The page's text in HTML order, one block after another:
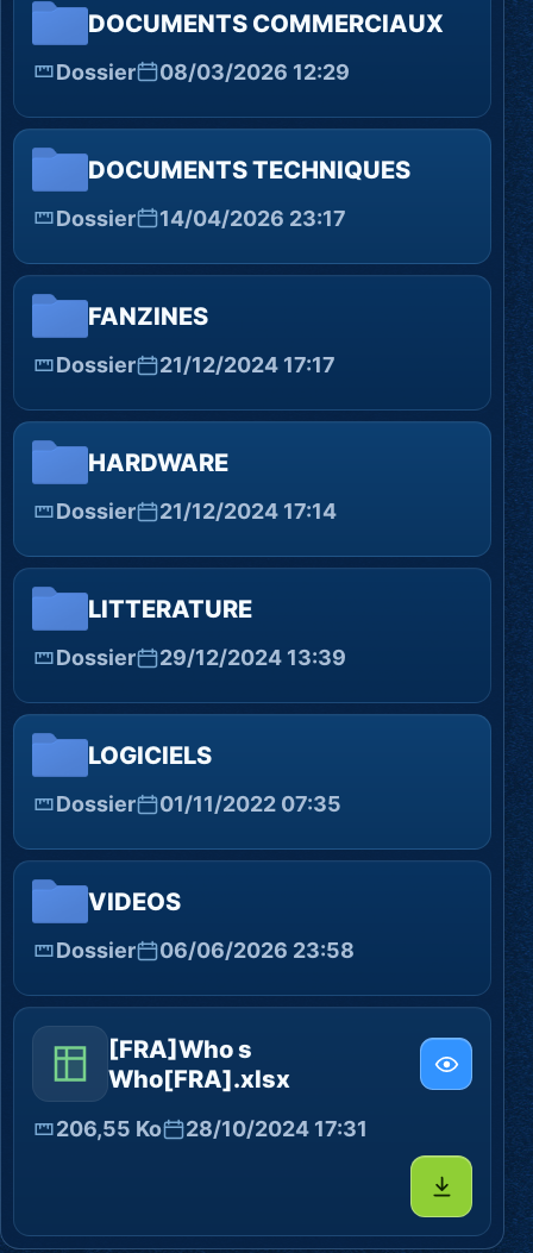
DOCUMENTS COMMERCIAUX
Dossier 08/03/2026 12:29
DOCUMENTS TECHNIQUES
Dossier 14/04/2026 23:17
FANZINES
Dossier 21/12/2024 17:17
HARDWARE
Dossier 21/12/2024 17:14
LITTERATURE
Dossier 29/12/2024 13:39
LOGICIELS
Dossier 01/11/2022 07:35
VIDEOS
Dossier 06/06/2026 23:58
[FRA]Who s
Who[FRA].xlsx
206,55 Ko 28/10/2024 17:31